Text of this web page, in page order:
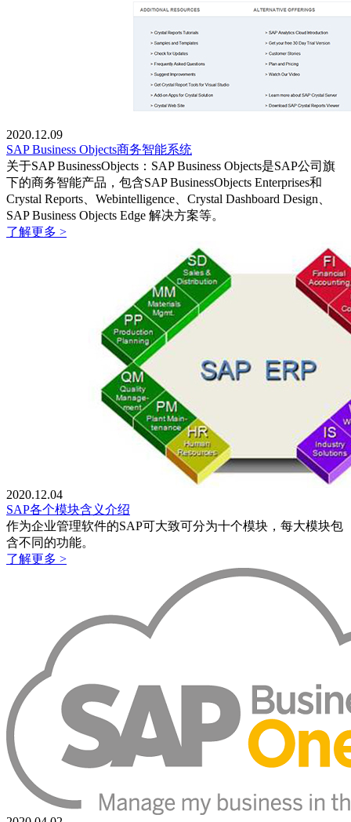
2020.12.09
SAP Business Objects商务智能系统
关于SAP BusinessObjects：SAP Business Objects是SAP公司旗
下的商务智能产品，包含SAP BusinessObjects Enterprises和
Crystal Reports、Webintelligence、Crystal Dashboard Design、
SAP Business Objects Edge 解决方案等。
了解更多 >
2020.12.04
SAP各个模块含义介绍
作为企业管理软件的SAP可大致可分为十个模块，每大模块包
含不同的功能。
了解更多 >